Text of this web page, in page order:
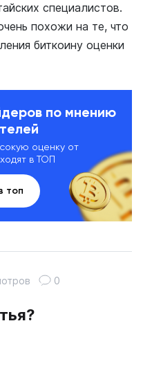
специалистов.
похожи на те, что
биткоину оценки
по мнению
оценку от
в ТОП
топ
0